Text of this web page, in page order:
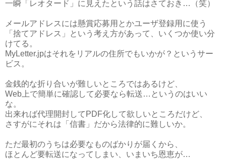
一瞬「レオタード」に見えたという話はさておき…（笑）
メールアドレスには懸賞応募用とかユーザ登録用に使う
「捨てアドレス」という考え方があって、いくつか使い分
けてる。
MyLetter.jpはそれをリアルの住所でもいかが？というサー
ビス。
金銭的な折り合いが難しいところではあるけど、
Web上で簡単に確認して必要なら転送…というのはいい
な。
出来れば代理開封してPDF化して欲しいところだけど、
さすがにそれは「信書」だから法律的に難しいか。
ただ最初のうちは必要なものばかりが届くから、
ほとんど要転送になってしまい、いまいち恩恵が…